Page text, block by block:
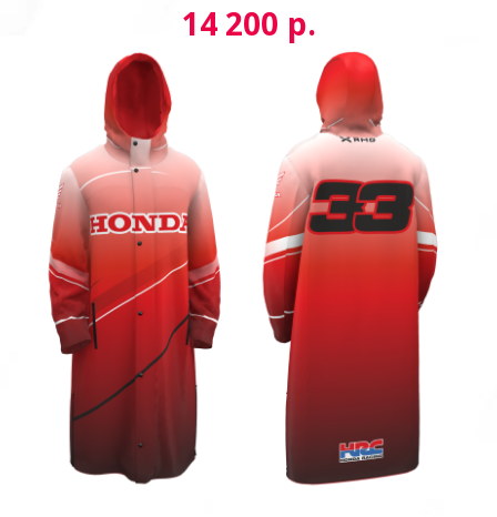
14 200 р.